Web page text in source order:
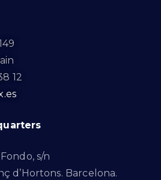
12
s/n
d’Hortons. Barcelona.